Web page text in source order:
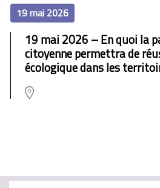
19 mai 2026
19 mai 2026 – En quoi la
citoyenne permettra de
écologique dans les